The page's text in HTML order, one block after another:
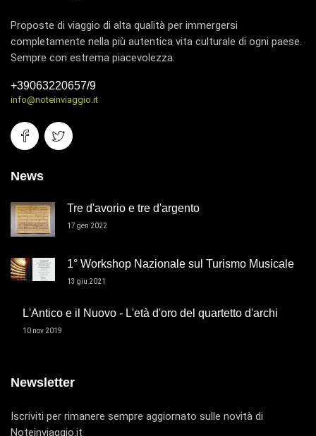
Proposte di viaggio di alta qualità per immergersi
completamente nella più autentica vita culturale di ogni paese.
Sempre con estrema piacevolezza.
+39063220657/9
info@noteinviaggio.it
News
Tre d'avorio e tre d'argento
17 gen 2022
1° Workshop Nazionale sul Turismo Musicale
13 giu 2021
L'Antico e il Nuovo - L'età d'oro del quartetto d'archi
10 nov 2019
Newsletter
Iscriviti per rimanere sempre aggiornato sulle novità di
Noteinviaggio.it